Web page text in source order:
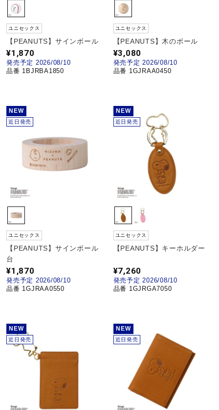
その他
直営店一覧
ユニセックス
【PEANUTS】サインボール
¥1,870
発売予定 2026/08/10
品番 1BJRBA1850
ユニセックス
【PEANUTS】木のボール
¥3,080
発売予定 2026/08/10
品番 1GJRAA0450
NEW
近日発売
ユニセックス
【PEANUTS】サインボール
台
¥1,870
発売予定 2026/08/10
品番 1GJRAA0550
NEW
近日発売
ユニセックス
【PEANUTS】キーホルダー
¥7,260
発売予定 2026/08/10
品番 1GJRGA7050
NEW
近日発売
NEW
近日発売